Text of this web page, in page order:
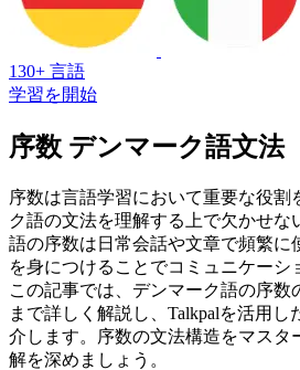
130+ 言語
学習を開始
序数 デンマーク語文法
序数は言語学習において重要な役割
ク語の文法を理解する上で欠かせな
語の序数は日常会話や文章で頻繁に
を身につけることでコミュニケーシ
この記事では、デンマーク語の序数
まで詳しく解説し、Talkpalを活用
介します。序数の文法構造をマスタ
解を深めましょう。